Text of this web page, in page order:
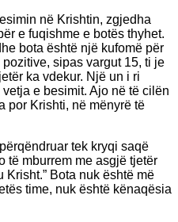
në Krishtin, zgjedha
e fuqishme e botës thyhet.
bota është një kufomë për
sipas vargut 15, ti je
ka vdekur. Një un i ri
e besimit. Ajo në të cilën
por Krishti, në mënyrë të
tek kryqi saqë
të mburrem me asgjë tjetër
Bota nuk është më
time, nuk është kënaqësia